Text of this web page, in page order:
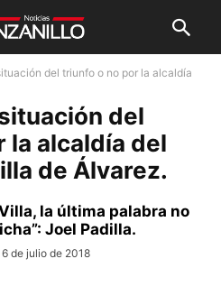
del triunfo o no por la alcaldía
del
la alcaldía del
de Álvarez.
Villa, la última palabra no
Joel Padilla.
6 de julio de 2018